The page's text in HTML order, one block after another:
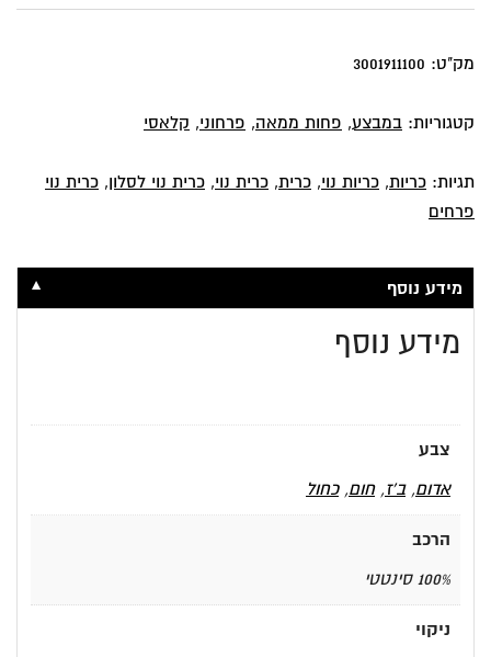
ניופלוו
מק"ט: 3001911100
קטגוריות: במבצע, פחות ממאה, פרחוני, קלאסי
תגיות: כריות, כריות נוי, כרית, כרית נוי, כרית נוי לסלון, כרית נוי
פרחים
מידע נוסף ▼
מידע נוסף
צבע
אדום,ב'ז,חום,כחול
הרכב
100% סינטטי
ניקוי